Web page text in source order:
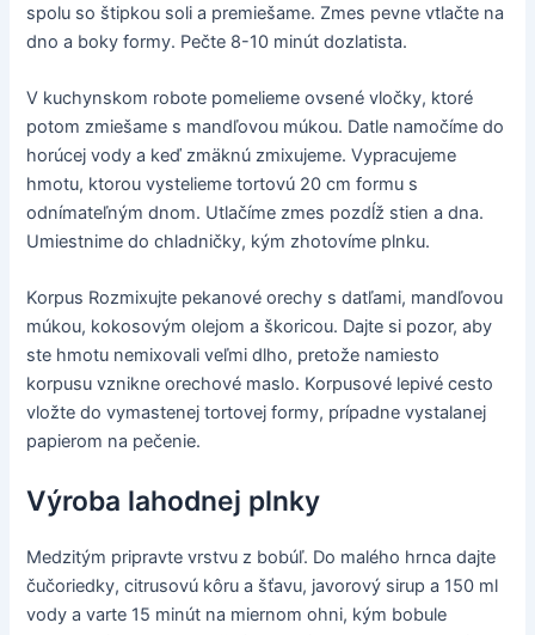
spolu so štipkou soli a premiešame. Zmes pevne vtlačte na
dno a boky formy. Pečte 8-10 minút dozlatista.
V kuchynskom robote pomelieme ovsené vločky, ktoré
potom zmiešame s mandľovou múkou. Datle namočíme do
horúcej vody a keď zmäknú zmixujeme. Vypracujeme
hmotu, ktorou vystelieme tortovú 20 cm formu s
odnímateľným dnom. Utlačíme zmes pozdĺž stien a dna.
Umiestnime do chladničky, kým zhotovíme plnku.
Korpus Rozmixujte pekanové orechy s datľami, mandľovou
múkou, kokosovým olejom a škoricou. Dajte si pozor, aby
ste hmotu nemixovali veľmi dlho, pretože namiesto
korpusu vznikne orechové maslo. Korpusové lepivé cesto
vložte do vymastenej tortovej formy, prípadne vystalanej
papierom na pečenie.
Výroba lahodnej plnky
Medzitým pripravte vrstvu z bobúľ. Do malého hrnca dajte
čučoriedky, citrusovú kôru a šťavu, javorový sirup a 150 ml
vody a varte 15 minút na miernom ohni, kým bobule